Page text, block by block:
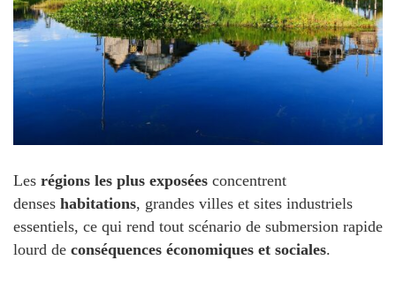
Les régions les plus exposées concentrent
denses habitations, grandes villes et sites industriels
essentiels, ce qui rend tout scénario de submersion rapide
lourd de conséquences économiques et sociales.